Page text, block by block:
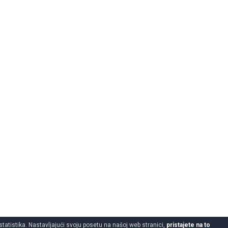
Nastavljajući svoju posetu na našoj web stranici, pristajete na to